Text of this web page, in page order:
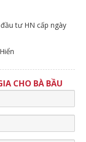
tư HN cấp ngày
CHO BÀ BẦU